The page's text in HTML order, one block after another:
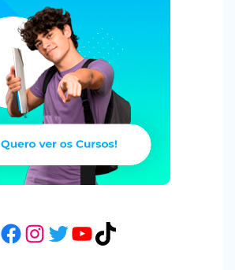
Facebook
Instagram
Twitter
YouTube
TikTok